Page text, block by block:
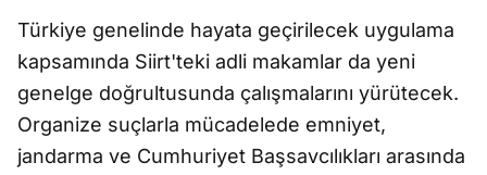
Türkiye genelinde hayata geçirilecek uygulama
kapsamında Siirt'teki adli makamlar da yeni
genelge doğrultusunda çalışmalarını yürütecek.
Organize suçlarla mücadelede emniyet,
jandarma ve Cumhuriyet Başsavcılıkları arasında